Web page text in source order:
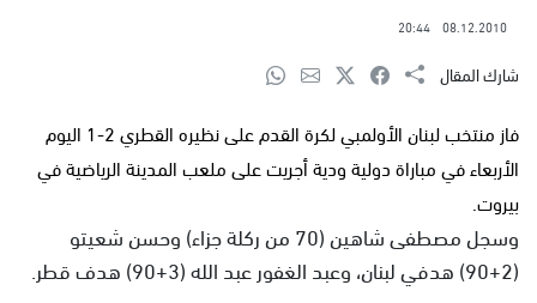
08.12.2010
20:44
شارك المقال
فاز منتخب لبنان الأولمبي لكرة القدم على نظيره القطري 2-1 اليوم
الأربعاء في مباراة دولية ودية أجريت على ملعب المدينة الرياضية في
بيروت.
وسجل مصطفى شاهين (70 من ركلة جزاء) وحسن شعيتو
(2+90) هدفي لبنان، وعبد الغفور عبد الله (3+90) هدف قطر.